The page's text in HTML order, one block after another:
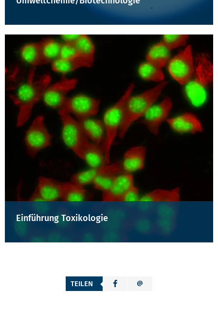
Einführung Toxikologie
TEILEN